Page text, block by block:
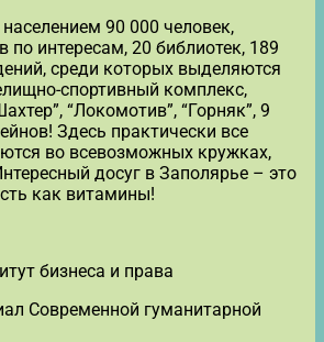
90 000 человек,
по интересам, 20 библиотек, 189
среди которых выделяются
спортивный комплекс,
“Локомотив”, “Горняк”, 9
Здесь практически все
во всевозможных кружках,
досуг в Заполярье – это
как витамины!
бизнеса и права
Современной гуманитарной